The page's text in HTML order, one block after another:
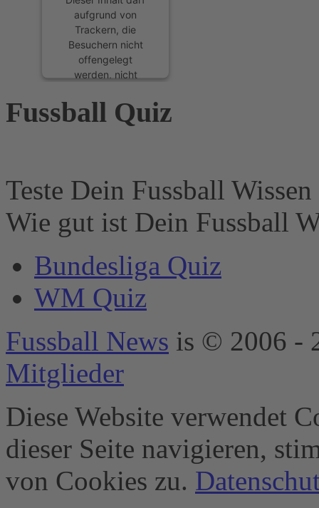
aufgrund von
Trackern, die
Besuchern nicht
offengelegt
werden, nicht
Der Besitzer der
Website muss diese
Liste der
verwendeten
hinzuzufügen.
Usercentrics
Consent
Management
Platform&
Fussball Quiz
Teste Dein Fussball
Wie gut ist Dein Fussball
Bundesliga Quiz
WM Quiz
Fussball News is © 2006 -
Mitglieder
Diese Website verwendet
dieser Seite navigieren,
von Cookies zu.